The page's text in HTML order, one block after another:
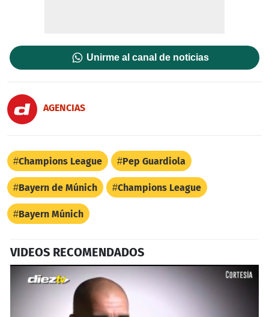
Unirme al canal de noticias
AGENCIAS
Champions League Pep Guardiola
Bayern de Múnich Champions League
Bayern Múnich
VIDEOS RECOMENDADOS